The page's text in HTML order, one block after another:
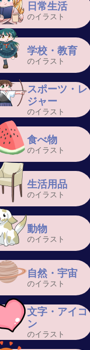
日常生活
のイラスト
学校・教育
のイラスト
スポーツ・レ
ジャー
のイラスト
食べ物
のイラスト
生活用品
のイラスト
動物
のイラスト
自然・宇宙
のイラスト
文字・アイコ
ン
のイラスト